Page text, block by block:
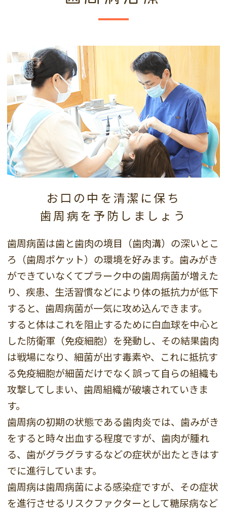
お口の中を清潔に保ち
歯周病を予防しましょう
歯周病菌は歯と歯肉の境目（歯肉溝）の深いとこ
ろ（歯周ポケット）の環境を好みます。歯みがき
ができていなくてプラーク中の歯周病菌が増えた
り、疾患、生活習慣などにより体の抵抗力が低下
すると、歯周病菌が一気に攻め込んできます。
すると体はこれを阻止するために白血球を中心と
した防衛軍（免疫細胞）を発動し、その結果歯肉
は戦場になり、細菌が出す毒素や、これに抵抗す
る免疫細胞が細菌だけでなく誤って自らの組織も
攻撃してしまい、歯周組織が破壊されていきま
す。
歯周病の初期の状態である歯肉炎では、歯みがき
をすると時々出血する程度ですが、歯肉が腫れ
る、歯がグラグラするなどの症状が出たときはす
でに進行しています。
歯周病は歯周病菌による感染症ですが、その症状
を進行させるリスクファクターとして糖尿病など